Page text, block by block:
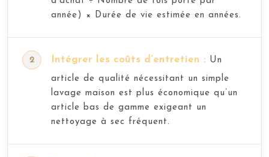
année) × Durée de vie estimée en années.
Intégrer les coûts d’entretien : Un
article de qualité nécessitant un simple
lavage maison est plus économique qu’un
article bas de gamme exigeant un
nettoyage à sec fréquent.